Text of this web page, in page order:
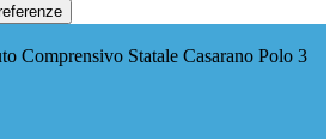
Comprensivo Statale Casarano Polo 3